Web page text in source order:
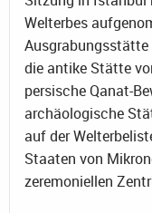
Welterbes
die antike Stätte
persische Qanat-
archäologische
auf der
Staaten von
zeremoniellen